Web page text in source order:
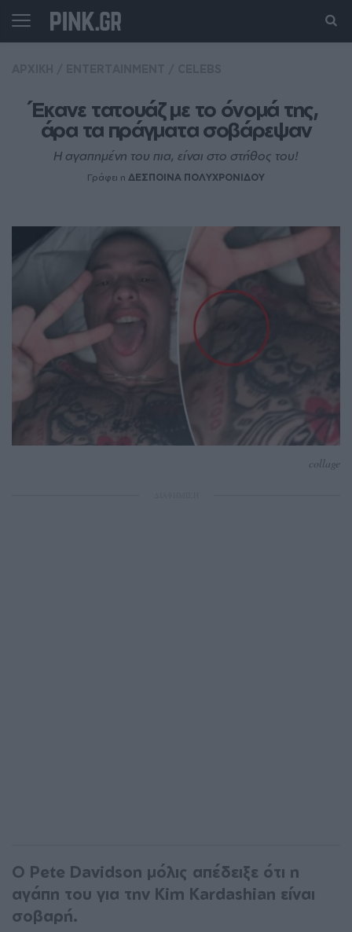
Έκανε τατουάζ με το όνομά της,
άρα τα πράγματα σοβάρεψαν
Η αγαπημένη του πια, είναι στο στήθος του!
Γράφει η ΔΕΣΠΟΙΝΑ ΠΟΛΥΧΡΟΝΙΔΟΥ
collage
Ο Pete Davidson μόλις απέδειξε ότι η
αγάπη του για την Kim Kardashian είναι
σοβαρή.